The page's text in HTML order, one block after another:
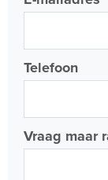
Telefoon
Vraag maar